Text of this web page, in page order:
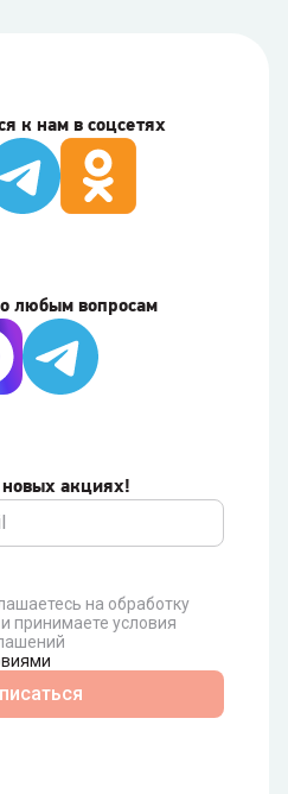
к нам в соцсетях
новых акциях!
на обработку
принимаете условия
любым вопросам